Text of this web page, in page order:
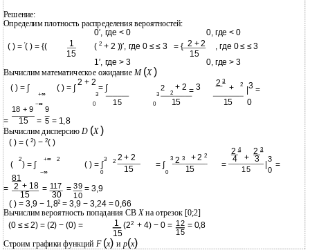
Решение:
Определим плотность распределения вероятностей:
0′, где < 0
0, где < 0
( ) = ′( ) = {( 1 ( 2 + 2 ))′, где 0 ≤ ≤ 3 = { 2 + 2 , где 0 ≤ ≤ 3
15
15
1′, где > 3
0, где > 3
Вычислим математическое ожидание M (X)
( ) = ∫ ( ) = ∫
2 + 2
= ∫ 2
2
23
+ 2
+ 2= 3 |3 =
+∞ 3
3
−∞
0 15 0 15 15 0
18 + 9 9
= = = 1,8
15 5
Вычислим дисперсиюD (X)
( ) = ( 2) − 2( )
+∞ 3 2 2 + 2 323 + 22 24
+
2 3
2
2 4 3 3
( ) = ∫ ( ) = ∫ = ∫ = =
15 15 15
−∞ 0 0 0
81
+ 18 117 39
= 2 = = = 3,9
15 30 10
( ) = 3,9 − 1,82= 3,9 − 3,24 = 0,66
Вычислим вероятность попадания СВXна отрезок [0;2]
(0 ≤ ≤ 2) = (2) − (0) =
1 (22 + 4) − 0 = 12 = 0,8
15
15
Строим графики функций F (x)и p(x)